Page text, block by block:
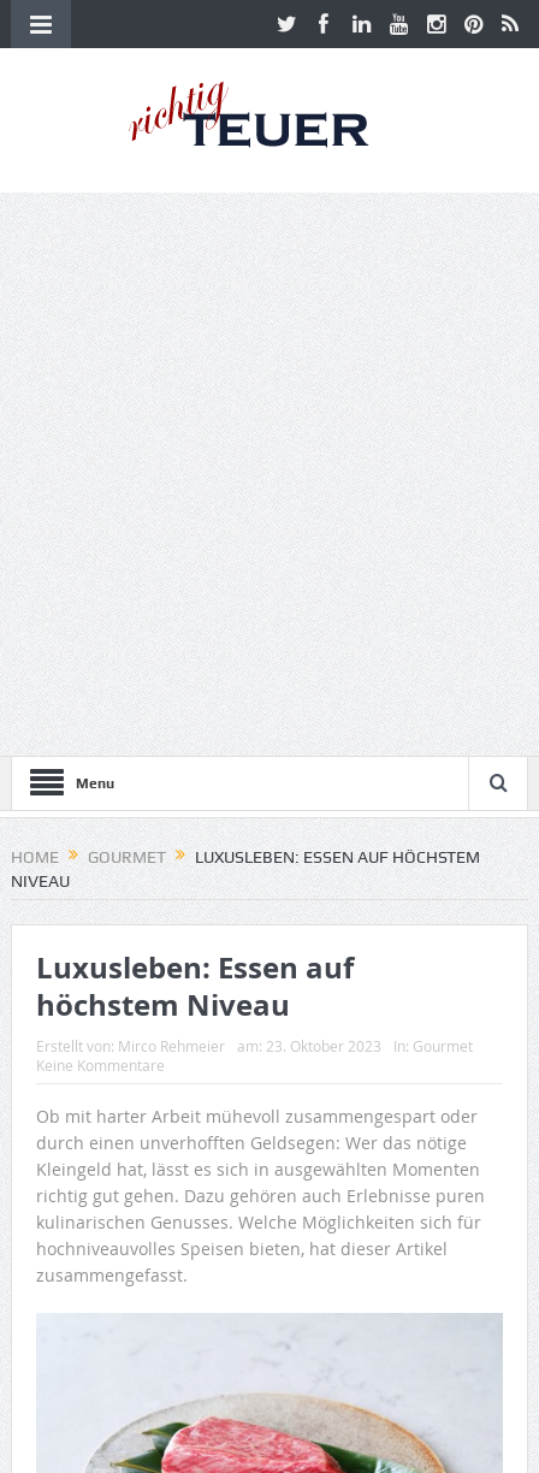
Menu
HOME GOURMET
LUXUSLEBEN: ESSEN AUF HÖCHSTEM
NIVEAU
Luxusleben: Essen auf
höchstem Niveau
Erstellt von: Mirco Rehmeier am: 23. Oktober 2023 In: Gourmet
Keine Kommentare
Ob mit harter Arbeit mühevoll zusammengespart oder
durch einen unverhofften Geldsegen: Wer das nötige
Kleingeld hat, lässt es sich in ausgewählten Momenten
richtig gut gehen. Dazu gehören auch Erlebnisse puren
kulinarischen Genusses. Welche Möglichkeiten sich für
hochniveauvolles Speisen bieten, hat dieser Artikel
zusammengefasst.